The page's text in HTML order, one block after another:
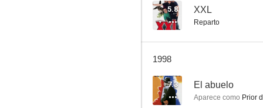
5.8 XXL
Reparto
1998
7.3 El abuelo
Aparece como Prior